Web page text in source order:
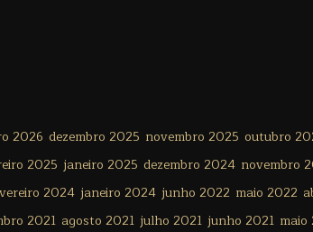
2026 dezembro 2025 novembro 2025 outubro
2025 janeiro 2025 dezembro 2024 novembro
2024 janeiro 2024 junho 2022 maio 2022
2021 agosto 2021 julho 2021 junho 2021 maio